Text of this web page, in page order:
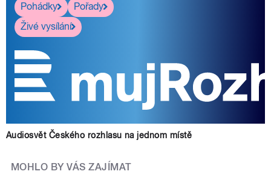
Pohádky
Pořady
Živé vysílání
Audiosvět Českého rozhlasu na jednom místě
MOHLO BY VÁS ZAJÍMAT